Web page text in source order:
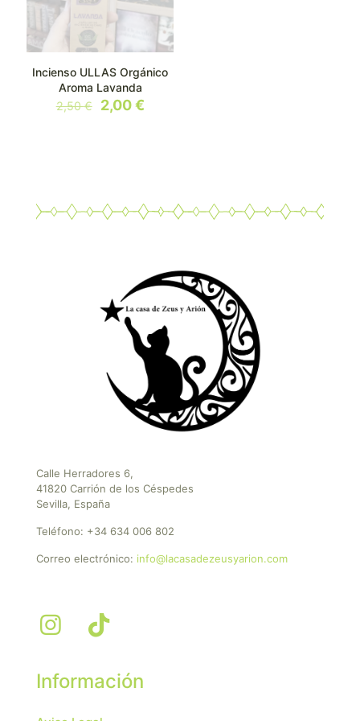
Incienso ULLAS Orgánico
Aroma Lavanda
2,50€
El
2,00€El
Calle Herradores 6,
41820 Carrión de los Céspedes
Sevilla, España
Teléfono: +34 634 006 802
Correo electrónico: info@lacasadezeusyarion.com
Información